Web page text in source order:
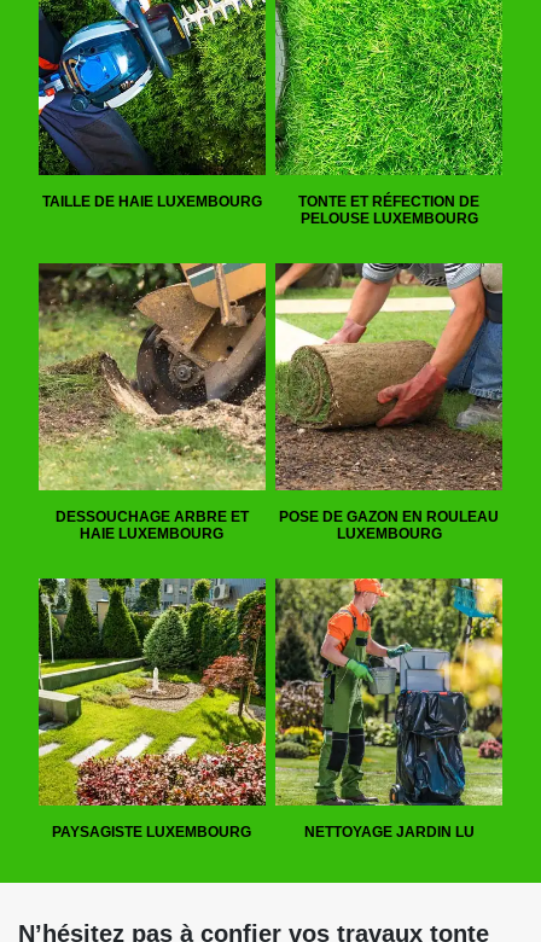
TAILLE DE HAIE LUXEMBOURG
TONTE ET RÉFECTION DE
PELOUSE LUXEMBOURG
DESSOUCHAGE ARBRE ET
HAIE LUXEMBOURG
POSE DE GAZON EN ROULEAU
LUXEMBOURG
PAYSAGISTE LUXEMBOURG NETTOYAGE JARDIN LU
N’hésitez pas à confier vos travaux tonte